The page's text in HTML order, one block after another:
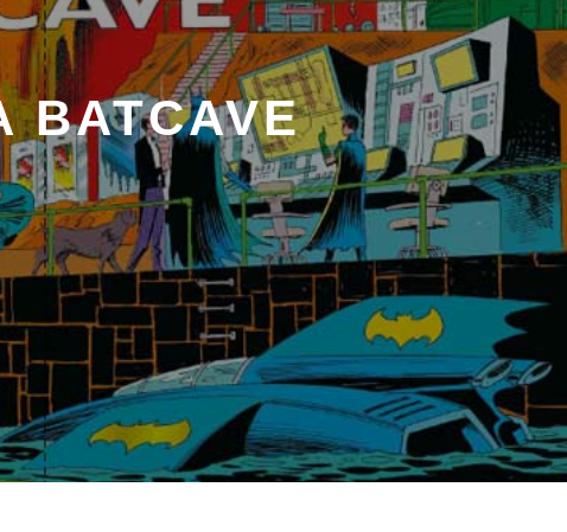
BATCAVE